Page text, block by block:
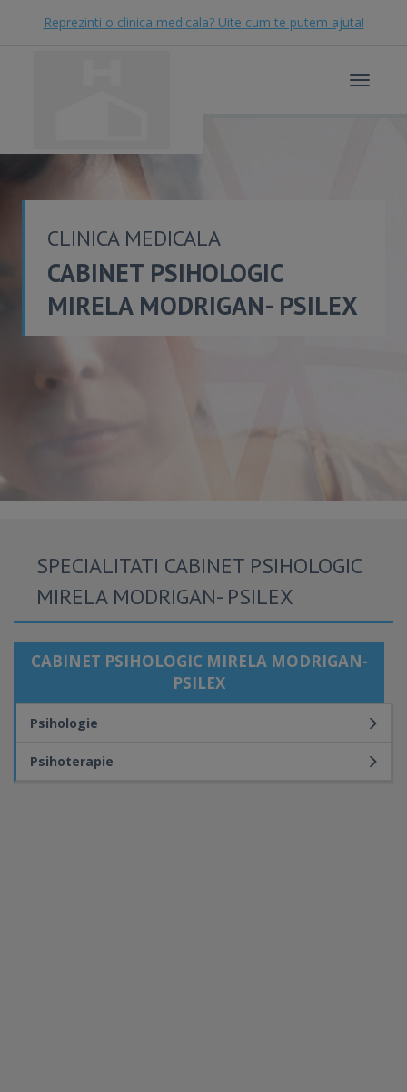
Reprezinti o clinica medicala? Uite cum te putem ajuta!
Toggle
CLINICA MEDICALA
CABINET PSIHOLOGIC
MIRELA MODRIGAN- PSILEX
SPECIALITATI CABINET PSIHOLOGIC
MIRELA MODRIGAN- PSILEX
CABINET PSIHOLOGIC MIRELA MODRIGAN-
PSILEX
Psihologie
Psihoterapie